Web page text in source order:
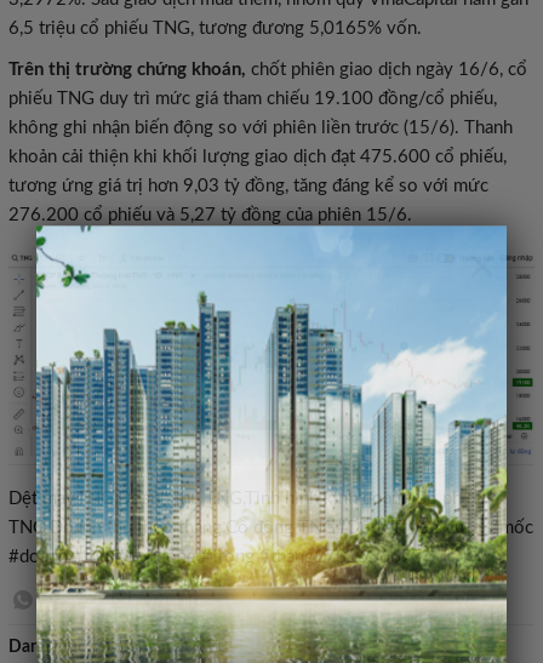
×
6,5 triệu cổ phiếu TNG, tương đương 5,0165% vốn.
Trên thị trường chứng khoán, chốt phiên giao dịch ngày 16/6, cổ
phiếu TNG duy trì mức giá tham chiếu 19.100 đồng/cổ phiếu,
không ghi nhận biến động so với phiên liền trước (15/6). Thanh
khoản cải thiện khi khối lượng giao dịch đạt 475.600 cổ phiếu,
tương ứng giá trị hơn 9,03 tỷ đồng, tăng đáng kể so với mức
276.200 cổ phiếu và 5,27 tỷ đồng của phiên 15/6.
Dệt may,TNG,Doanh thu TNG,Tình hình kinh doanh,Cổ phiếu
TNG,Doanh thu theo tháng,Cổ đông TNG#Dệt #TNG #vượt #mốc
#doanh #thu #tỷ #đồng #trong #tháng1781666677
Danh mục:Bán nhà mặt tiền